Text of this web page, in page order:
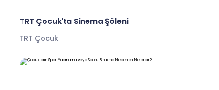
TRT Çocuk'ta Sinema Şöleni
TRT Çocuk